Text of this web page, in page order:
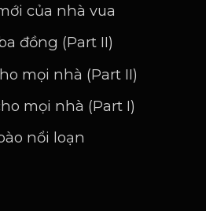
của nhà vua
đồng (Part II)
mọi nhà (Part II)
mọi nhà (Part I)
nổi loạn